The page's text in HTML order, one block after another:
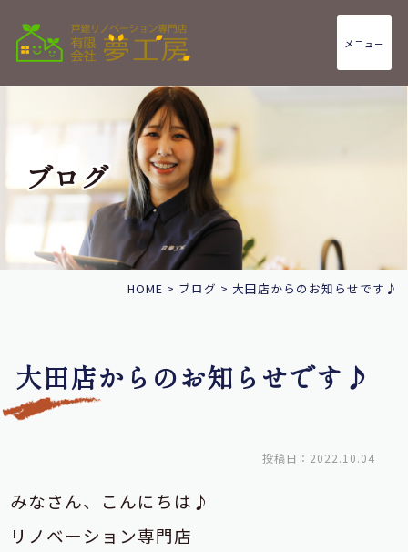
メニュー
ブログ
HOME > ブログ > 大田店からのお知らせです♪
大田店からのお知らせです♪
投稿日：2022.10.04
みなさん、こんにちは♪
リノベーション専門店